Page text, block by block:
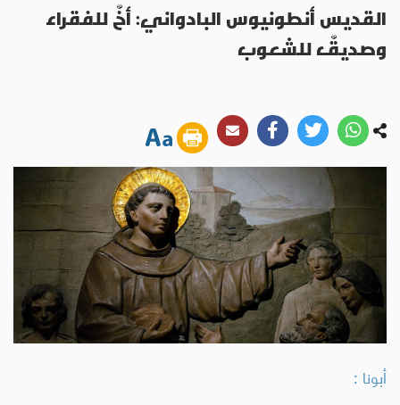
القديس أنطونيوس البادواني: أخٌ للفقراء
وصديقٌ للشعوب
أبونا :